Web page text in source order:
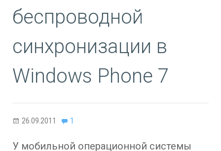
беспроводной
синхронизации в
Windows Phone 7
26.09.2011 1
У мобильной операционной системы